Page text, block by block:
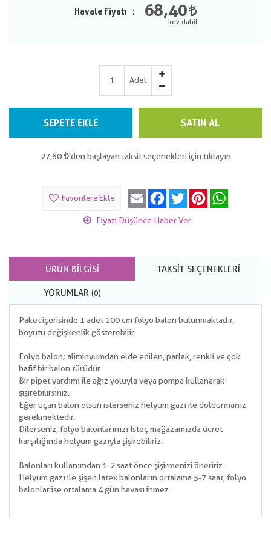
Havale Fiyatı 68,40
Adet
SEPETE EKLE SATIN AL
27,60 'den başlayan taksit seçenekleri için tıklayın
Favorilere Ekle Email Facebook
Twitter Pinterest
Fiyatı Düşünce Haber Ver
ÜRÜN BILGISI TAKSIT SEÇENEKLERI
YORUMLAR (0)
Paket içerisinde 1 adet 100 cm folyo balon bulunmaktadır,
boyutu değişkenlik gösterebilir.
Folyo balon; aliminyumdan elde edilen, parlak, renkli ve çok
hafif bir balon türüdür.
Bir pipet yardımı ile ağız yoluyla veya pompa kullanarak
şişirebilirsiniz.
Eğer uçan balon olsun isterseniz helyum gazı ile doldurmanız
gerekmektedir.
Dilerseniz, folyo balonlarınızı İstoç mağazamızda ücret
karşılığında helyum gazıyla şişirebiliriz.
Balonları kullanımdan 1-2 saat önce şişirmenizi öneririz.
Helyum gazı ile şişen latex balonların ortalama 5-7 saat, folyo
balonlar ise ortalama 4 gün havası inmez.